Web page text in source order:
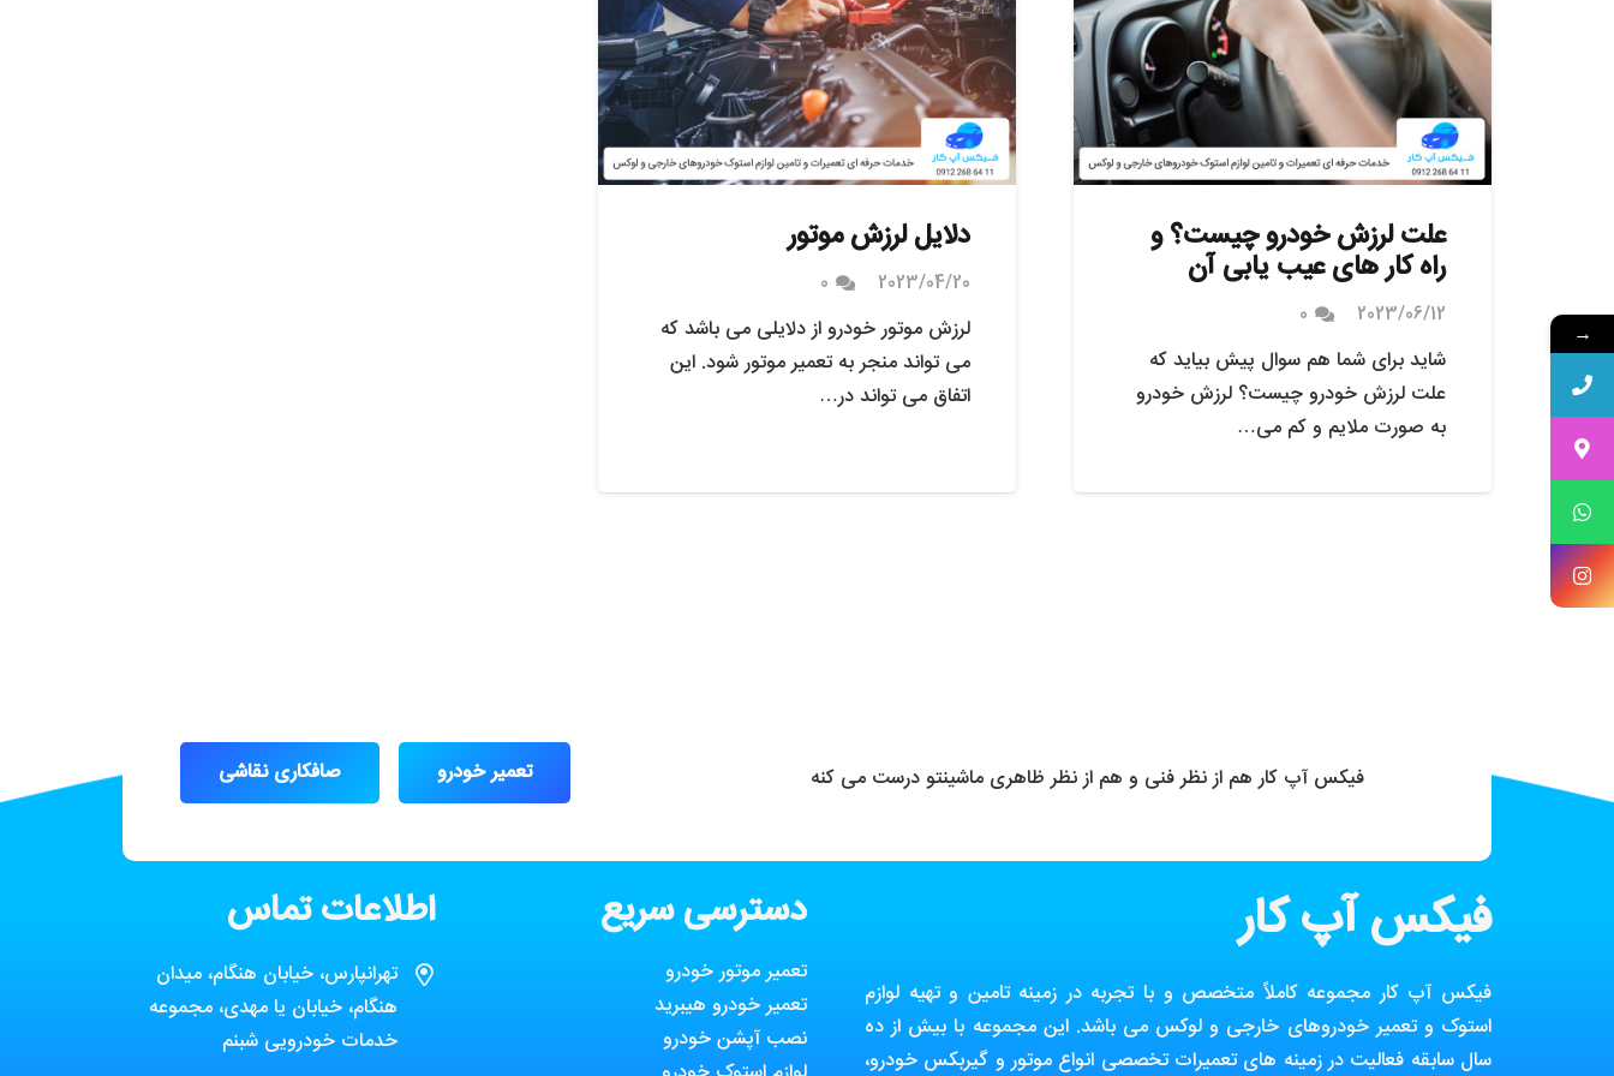
علت لرزش خودرو چیست؟ و
راه کار های عیب یابی آن
2023/06/12
0
شاید برای شما هم سوال پیش بیاید که
علت لرزش خودرو چیست؟ لرزش خودرو
به صورت ملایم و کم می…
دلایل لرزش موتور
2023/04/20
0
لرزش موتور خودرو از دلایلی می باشد که
می تواند منجر به تعمیر موتور شود. این
اتفاق می تواند در…
فیکس آپ کار هم از نظر فنی و هم از نظر ظاهری ماشینتو درست می کنه تعمیر خودرو صافکاری نقاشی
فیکس آپ کار
فیکس آپ کار مجموعه کاملاً متخصص و با تجربه در زمینه تامین و تهیه لوازم
استوک و تعمیر خودروهای خارجی و لوکس می باشد. این مجموعه با بیش از ده
سال سابقه فعالیت در زمینه های تعمیرات تخصصی انواع موتور و گیربکس خودرو،
دسترسی سریع
تعمیر موتور خودرو
تعمیر خودرو هیبرید
نصب آپشن خودرو
اطلاعات تماس
تهرانپارس، خیابان هنگام، میدان
هنگام، خیابان یا مهدی، مجموعه
خدمات خودرویی شبنم
→